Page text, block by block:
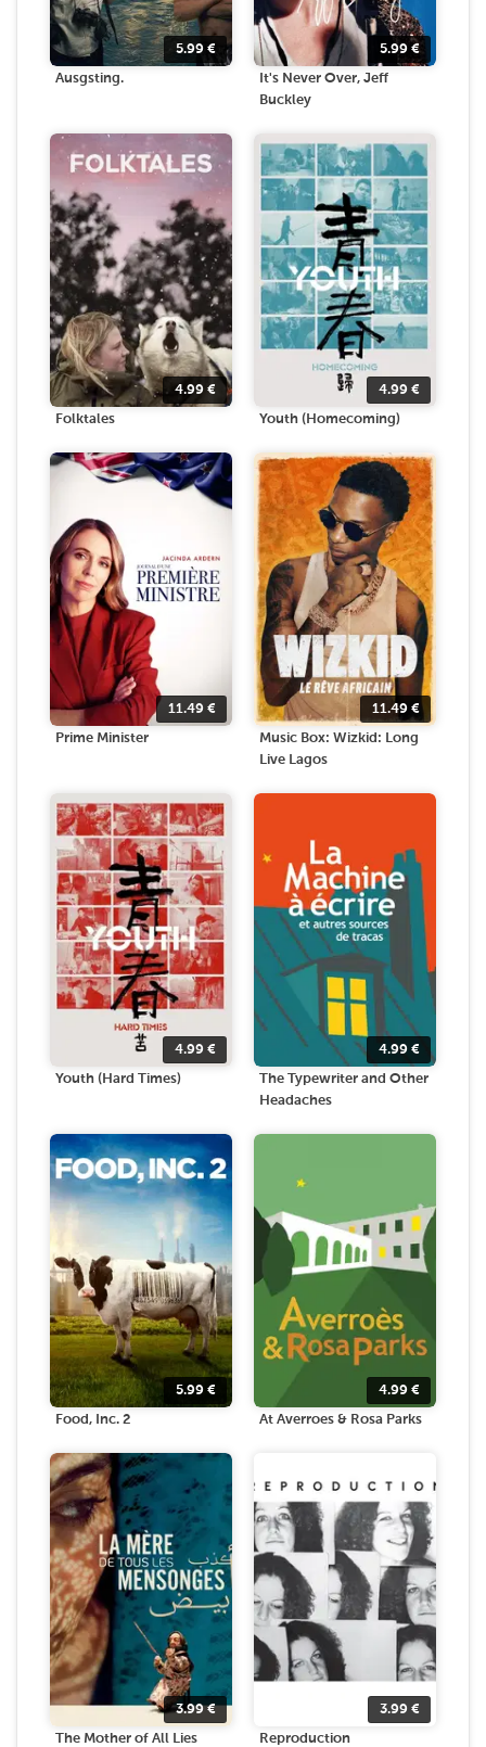
5.99 €
Ausgsting.
5.99 €
It's Never Over, Jeff
Buckley
4.99 €
Folktales
4.99 €
Youth (Homecoming)
11.49 €
Prime Minister
11.49 €
Music Box: Wizkid: Long
Live Lagos
4.99 €
Youth (Hard Times)
4.99 €
The Typewriter and Other
Headaches
5.99 €
Food, Inc. 2
4.99 €
At Averroes & Rosa Parks
3.99€
The Mother of All Lies
3.99 €
Reproduction